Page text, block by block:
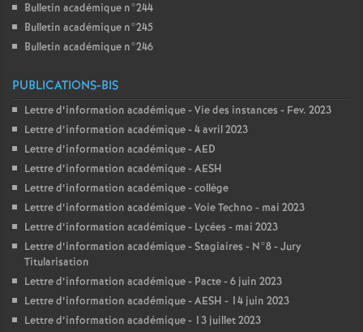
Bulletin académique n°244
Bulletin académique n°245
Bulletin académique n°246
PUBLICATIONS-BIS
Lettre d’information académique - Vie des instances - Fev. 2023
Lettre d’information académique - 4 avril 2023
Lettre d’information académique - AED
Lettre d’information académique - AESH
Lettre d’information académique - collège
Lettre d’information académique - Voie Techno - mai 2023
Lettre d’information académique - Lycées - mai 2023
Lettre d’information académique - Stagiaires - N°8 - Jury
Titularisation
Lettre d’information académique - Pacte - 6 juin 2023
Lettre d’information académique - AESH - 14 juin 2023
Lettre d’information académique - 13 juillet 2023